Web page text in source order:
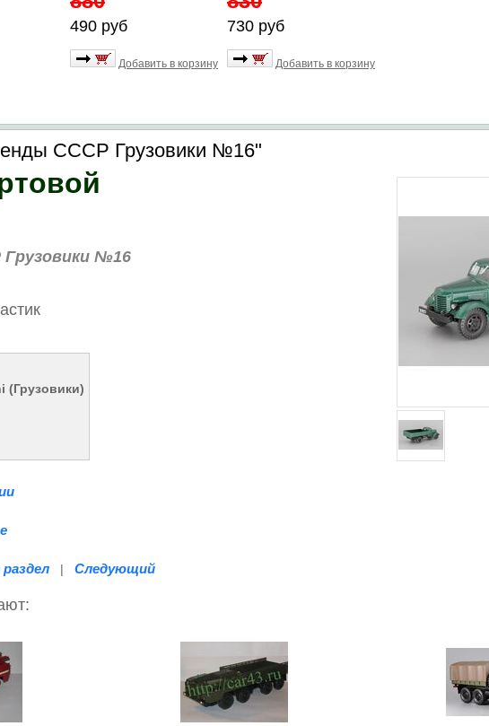
490 руб
Добавить в корзину
730 руб
Добавить в корзину
СССР Грузовики №16"
№16
(Грузовики)
| Следующий